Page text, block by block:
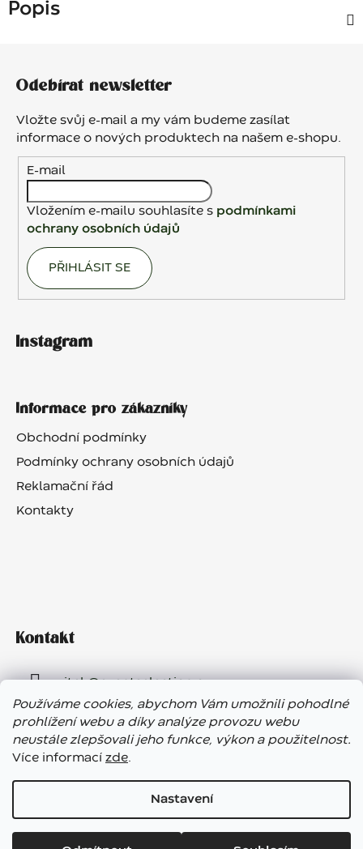
Používáme cookies, abychom Vám umožnili pohodlné
prohlížení webu a díky analýze provozu webu
neustále zlepšovali jeho funkce, výkon a použitelnost.
Více informací zde.
Nastavení
Vážení zákazníci, ve dnech 7. – 13. 8. bude náš showroom
Popis
Odebírat newsletter
Vložte svůj e-mail a my vám budeme zasílat
informace o nových produktech na našem e-shopu.
E-mail
Vložením e-mailu souhlasíte s podmínkami
ochrany osobních údajů
PŘIHLÁSIT SE
Instagram
Informace pro zákazníky
Obchodní podmínky
Podmínky ochrany osobních údajů
Reklamační řád
Kontakty
Kontakt
vitek@eventselection.cz
+420 602 410 657
Vytvořil Shoptet